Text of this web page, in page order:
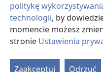
politykę
technologii, by
momencie możesz
stronie Ustawienia
Zaakceptuj Odrzuć
Copyright© 2026 Watch Tower
WARUNKI UŻYTKOWANIA|